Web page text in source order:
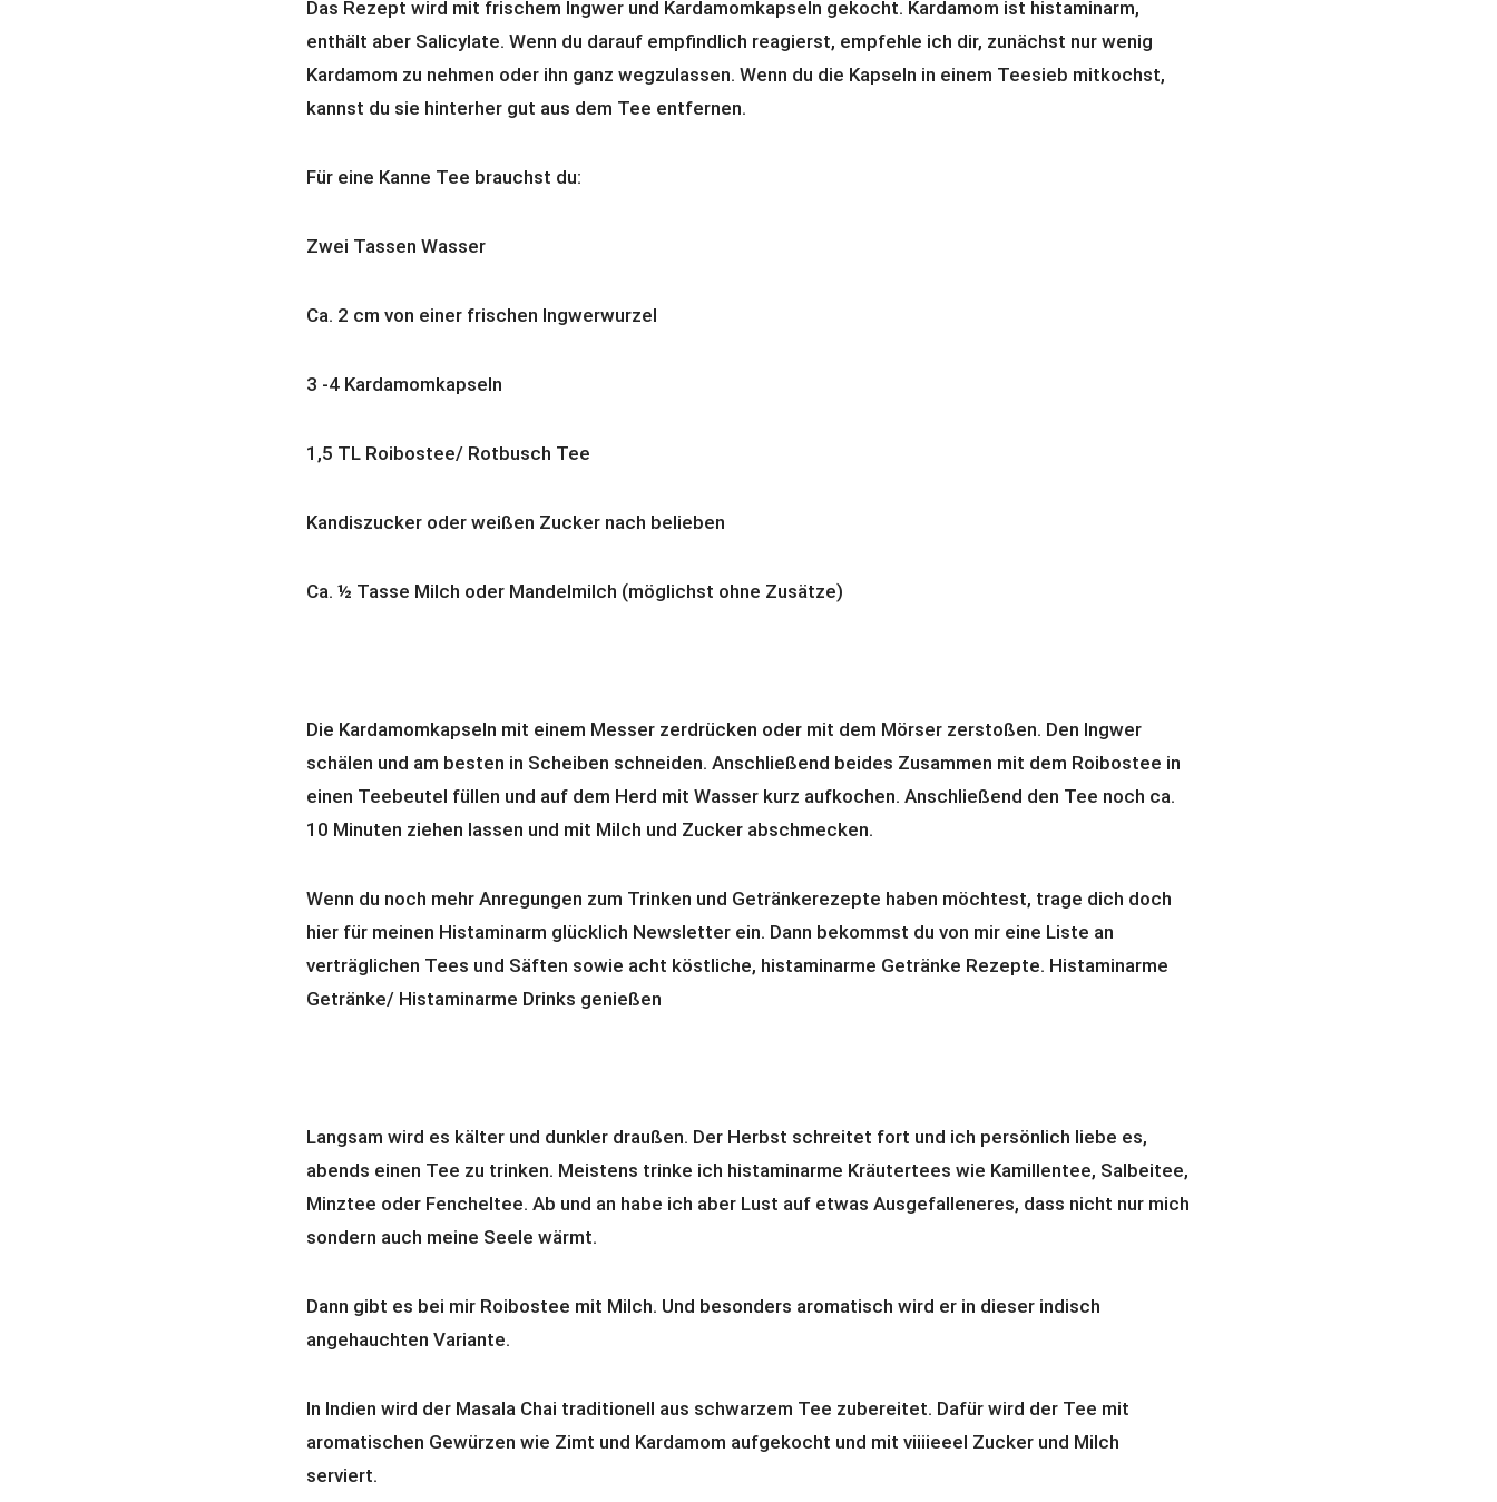
Das Rezept wird mit frischem Ingwer und Kardamomkapseln gekocht. Kardamom ist histaminarm,
enthält aber Salicylate. Wenn du darauf empfindlich reagierst, empfehle ich dir, zunächst nur wenig
Kardamom zu nehmen oder ihn ganz wegzulassen. Wenn du die Kapseln in einem Teesieb mitkochst,
kannst du sie hinterher gut aus dem Tee entfernen.
Für eine Kanne Tee brauchst du:
Zwei Tassen Wasser
Ca. 2 cm von einer frischen Ingwerwurzel
3 -4 Kardamomkapseln
1,5 TL Roibostee/ Rotbusch Tee
Kandiszucker oder weißen Zucker nach belieben
Ca. ½ Tasse Milch oder Mandelmilch (möglichst ohne Zusätze)
Die Kardamomkapseln mit einem Messer zerdrücken oder mit dem Mörser zerstoßen. Den Ingwer
schälen und am besten in Scheiben schneiden. Anschließend beides Zusammen mit dem Roibostee in
einen Teebeutel füllen und auf dem Herd mit Wasser kurz aufkochen. Anschließend den Tee noch ca.
10 Minuten ziehen lassen und mit Milch und Zucker abschmecken.
Wenn du noch mehr Anregungen zum Trinken und Getränkerezepte haben möchtest, trage dich doch
hier für meinen Histaminarm glücklich Newsletter ein. Dann bekommst du von mir eine Liste an
verträglichen Tees und Säften sowie acht köstliche, histaminarme Getränke Rezepte. Histaminarme
Getränke/ Histaminarme Drinks genießen
Langsam wird es kälter und dunkler draußen. Der Herbst schreitet fort und ich persönlich liebe es,
abends einen Tee zu trinken. Meistens trinke ich histaminarme Kräutertees wie Kamillentee, Salbeitee,
Minztee oder Fencheltee. Ab und an habe ich aber Lust auf etwas Ausgefalleneres, dass nicht nur mich
sondern auch meine Seele wärmt.
Dann gibt es bei mir Roibostee mit Milch. Und besonders aromatisch wird er in dieser indisch
angehauchten Variante.
In Indien wird der Masala Chai traditionell aus schwarzem Tee zubereitet. Dafür wird der Tee mit
aromatischen Gewürzen wie Zimt und Kardamom aufgekocht und mit viiiieeel Zucker und Milch
serviert.